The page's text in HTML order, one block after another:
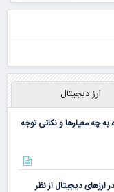
ارز دیجیتال
چه معیارها و نکاتی توجه
دیجیتال از نظر